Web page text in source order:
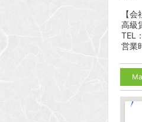
【
高級
TEL
営業